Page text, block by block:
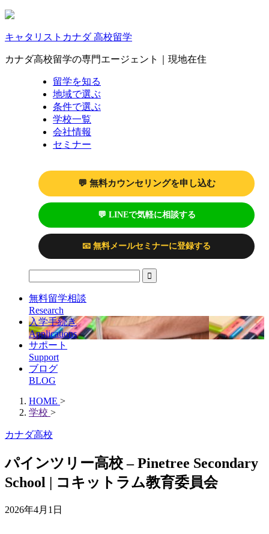
キャタリストカナダ 高校留学
カナダ高校留学の専門エージェント｜現地在住
留学を知る
地域で選ぶ
条件で選ぶ
学校一覧
会社情報
セミナー
💬 無料カウンセリングを申し込む
💬 LINEで気軽に相談する
📧 無料メールセミナーに登録する
無料留学相談
Research
入学手続き
Applications
サポート
Support
ブログ
BLOG
HOME >
学校 >
カナダ高校
パインツリー高校 – Pinetree Secondary
School | コキットラム教育委員会
2026年4月1日